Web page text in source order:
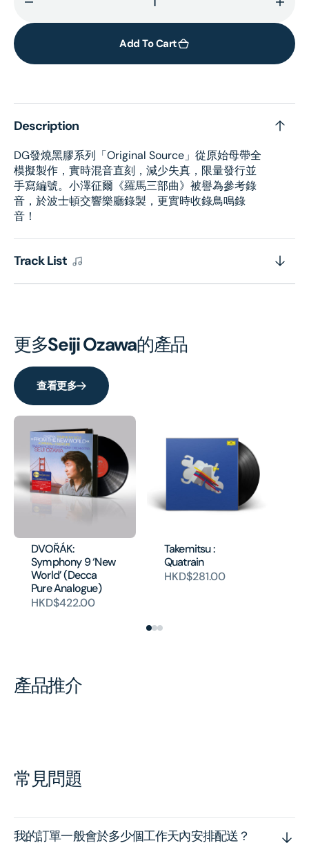
quantity
Respighi:
Rome
·
Romane
·
Fountains
Of
Rome
(The
Original
Vinyl)
for
·
(The
Add To Cart
Description
DG發燒黑膠系列「Original Source」從原始母帶全
模擬製作，實時混音直刻，減少失真，限量發行並
手寫編號。小澤征爾《羅馬三部曲》被譽為參考錄
音，於波士頓交響樂廳錄製，更實時收錄鳥鳴錄
音！
Track List
更多Seiji Ozawa的產品
查看更多
DVOŘÁK:
Symphony 9 ‘New
World’ (Decca
Pure Analogue)
HKD$422.00
Takemitsu :
Quatrain
HKD$281.00
產品推介
常見問題
我的訂單一般會於多少個工作天內安排配送？